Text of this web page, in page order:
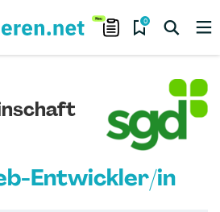
0
Entwickler/in